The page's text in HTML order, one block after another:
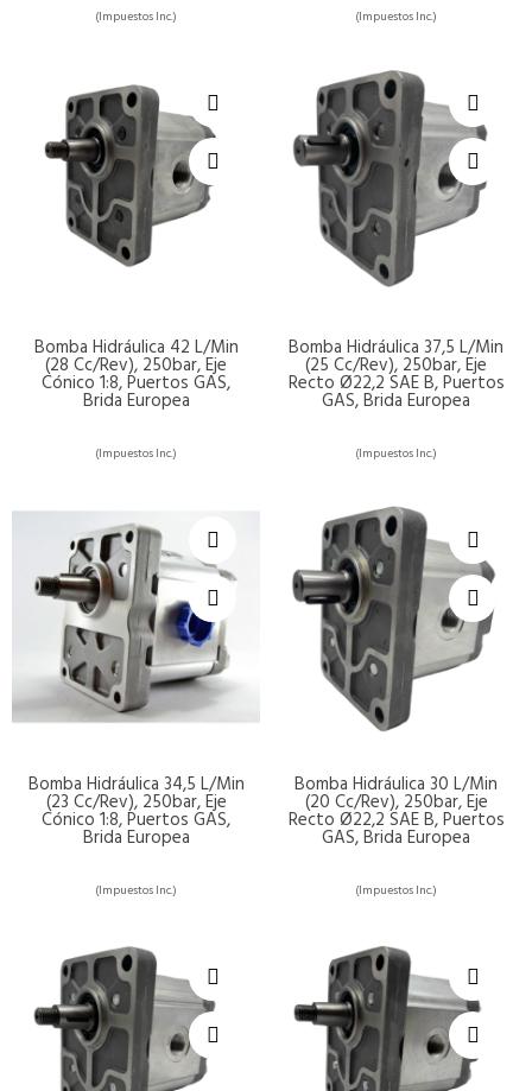
(Impuestos Inc.) (Impuestos Inc.)
Bomba Hidráulica 42 L/min
(28 Cc/rev), 250bar, Eje
Cónico 1:8, Puertos GAS,
Brida Europea
(Impuestos Inc.)
Bomba Hidráulica 37,5 L/min
(25 Cc/rev), 250bar, Eje
Recto Ø22,2 SAE B, Puertos
GAS, Brida Europea
(Impuestos Inc.)
Bomba Hidráulica 34,5 L/min
(23 Cc/rev), 250bar, Eje
Cónico 1:8, Puertos GAS,
Brida Europea
(Impuestos Inc.)
Bomba Hidráulica 30 L/min
(20 Cc/rev), 250bar, Eje
Recto Ø22,2 SAE B, Puertos
GAS, Brida Europea
(Impuestos Inc.)